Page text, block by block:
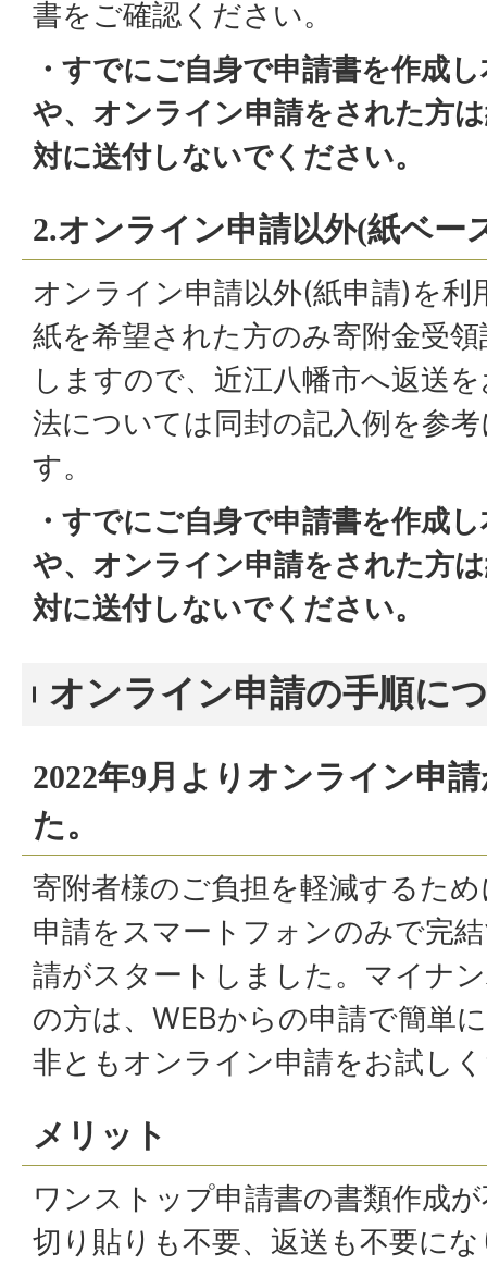
書をご確認ください。
・すでにご自身で申請書を作成
や、オンライン申請をされた方
対に送付しないでください。
2.オンライン申請以外(紙ベー
オンライン申請以外(紙申請)を利
紙を希望された方のみ寄附金受
しますので、近江八幡市へ返送
法については同封の記入例を参
す。
・すでにご自身で申請書を作成
や、オンライン申請をされた方
対に送付しないでください。
オンライン申請の手順に
2022年9月よりオンライン申
た。
寄附者様のご負担を軽減するた
申請をスマートフォンのみで完
請がスタートしました。マイナ
の方は、WEBからの申請で簡単
非ともオンライン申請をお試し
メリット
ワンストップ申請書の書類作成
切り貼りも不要、返送も不要に